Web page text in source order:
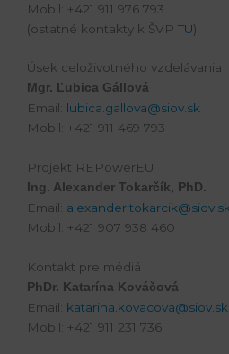
Mobil: +421 911 976 793
(ostatné kontakty k ŠVP TU)
Úsek celoživotného vzdelávania
Mgr. Ľubica Gállová
Email: lubica.gallova@siov.sk
Mobil: +421 911 469 793
Projekt REPowerEU
Ing. Alexander Tokarčík, PhD.
Email:
Mobil: +421 907 938 460
Kontakt pre médiá
PhDr. Katarína Kováčová
Email: katarina.kovacova@siov.sk
Mobil: +421 911 231 736